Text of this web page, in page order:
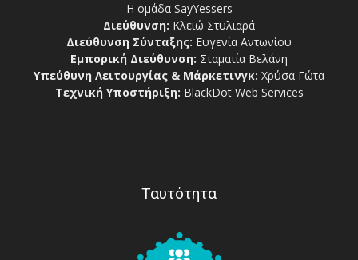
Η ομάδα SayYessers
Διεύθυνση: Κλειώ Στυλιαρά
Διεύθυνση Σύνταξης: Ευγενία Αντωνίου
Εμπορική Διεύθυνση: Σταματία Βελάνη
Υπεύθυνη Λειτουργίας & Μάρκετινγκ: Χρύσα Γώτα
Τεχνική Υποστήριξη: BlackDot Web Services
Ταυτότητα